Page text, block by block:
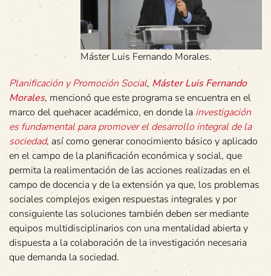
Máster Luis Fernando Morales.
Planificación y Promoción Social, Máster Luis Fernando
Morales, mencionó que este programa se encuentra en el
marco del quehacer académico, en donde la investigación
es fundamental para promover el desarrollo integral de la
sociedad, así como generar conocimiento básico y aplicado
en el campo de la planificación económica y social, que
permita la realimentación de las acciones realizadas en el
campo de docencia y de la extensión ya que, los problemas
sociales complejos exigen respuestas integrales y por
consiguiente las soluciones también deben ser mediante
equipos multidisciplinarios con una mentalidad abierta y
dispuesta a la colaboración de la investigación necesaria
que demanda la sociedad.